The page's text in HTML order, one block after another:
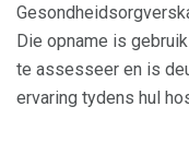
Die opname is
te assesseer en is
ervaring tydens hul